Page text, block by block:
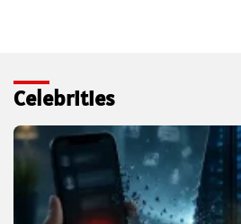
Celebrities